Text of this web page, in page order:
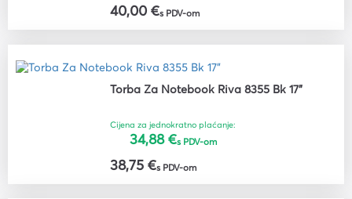
40,00 €s PDV-om
Torba Za Notebook Riva 8355 Bk 17"
Cijena za jednokratno plaćanje:
34,88 €s PDV-om
38,75 €s PDV-om